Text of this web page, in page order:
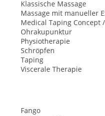
Klassische Massage
Massage mit manueller
Medical Taping Concept
Ohrakupunktur
Physiotherapie
Schröpfen
Taping
Viscerale Therapie
Fango